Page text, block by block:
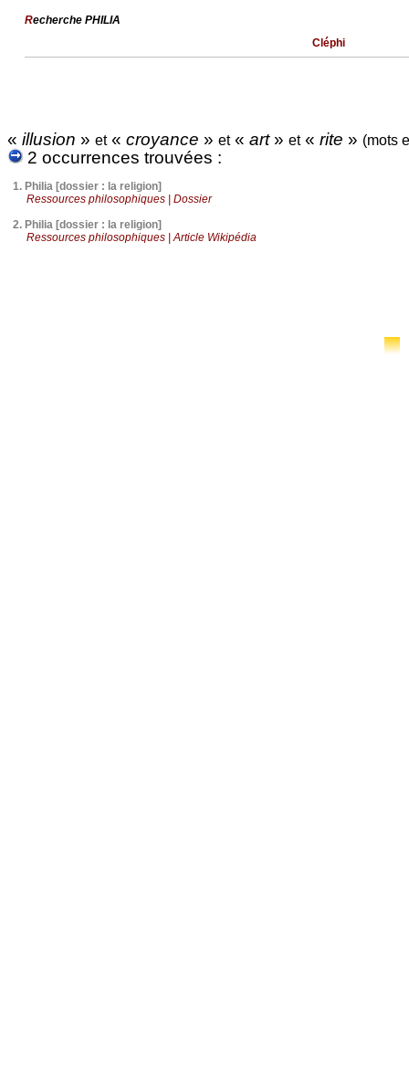
Recherche PHILIA
Cléphi
« illusion » et« croyance » et« art» et« rite » (mots
2 occurrences trouvées :
1. Philia [dossier : la religion]
Ressources philosophiques | Dossier
2. Philia [dossier : la religion]
Ressources philosophiques | Article Wikipédia